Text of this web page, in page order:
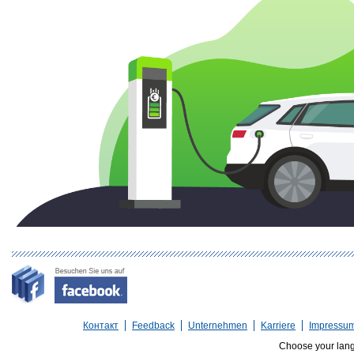
Контакт Feedback Unternehmen Karriere
Choose your